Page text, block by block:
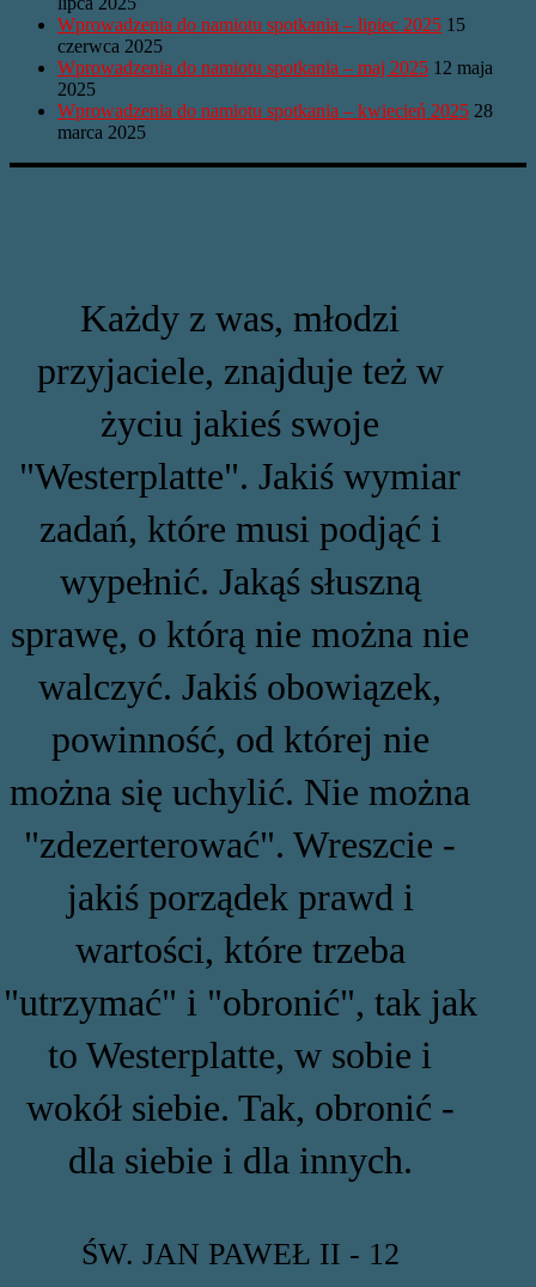
Wprowadzenia do namiotu spotkania – lipiec 2025 15
czerwca 2025
Wprowadzenia do namiotu spotkania – maj 2025 12 maja
2025
Wprowadzenia do namiotu spotkania – kwiecień 2025 28
marca 2025
Każdy z was, młodzi
przyjaciele, znajduje też w
życiu jakieś swoje
"Westerplatte". Jakiś wymiar
zadań, które musi podjąć i
wypełnić. Jakąś słuszną
sprawę, o którą nie można nie
walczyć. Jakiś obowiązek,
powinność, od której nie
można się uchylić. Nie można
"zdezerterować". Wreszcie -
jakiś porządek prawd i
wartości, które trzeba
"utrzymać" i "obronić", tak jak
to Westerplatte, w sobie i
wokół siebie. Tak, obronić -
dla siebie i dla innych.
ŚW. JAN PAWEŁ II - 12